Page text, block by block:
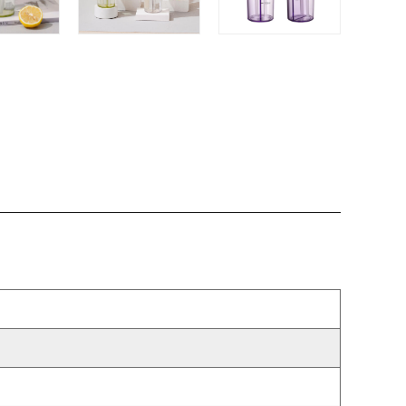
Disfrute de sus bebidas sin
estabilidad:
una base segura para sus
de alta calidad, puede confiar
firme y estable, ya sea que lo